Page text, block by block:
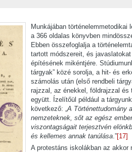
Munkájában
a 366 oldalas könyvben
Ebben összefoglalja a
tartott módszereit, és
építésének mikéntjére.
tárgyak” közé sorolja, a hit- és
számolás után (első rendbeli
rajzzal, az énekkel, földrajzzal és
együtt. Ízelítőül például a
következő: „ A Történettudomány
nemzeteknek, sőt az egész
viszontagságait terjesztvén
és kellemes annak tanúlása .”[17]
A protestáns iskolákban az akkor